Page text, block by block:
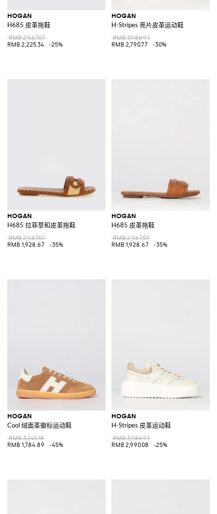
HOGAN
H685 皮革拖鞋
RMB 2,967.07
RMB 2,225.34
-25%
HOGAN
H-Stripes 亮片皮革运动鞋
RMB 3,986.91
RMB 2,790.77
-30%
HOGAN
H685 拉菲草和皮革拖鞋
RMB 2,967.07
RMB 1,928.67
-35%
HOGAN
H685 皮革拖鞋
RMB 2,967.07
RMB 1,928.67
-35%
HOGAN
Cool 绒面革徽标运动鞋
RMB 3,245.18
RMB 1,784.89
-45%
HOGAN
H-Stripes 皮革运动鞋
RMB 3,986.91
RMB 2,990.08
-25%